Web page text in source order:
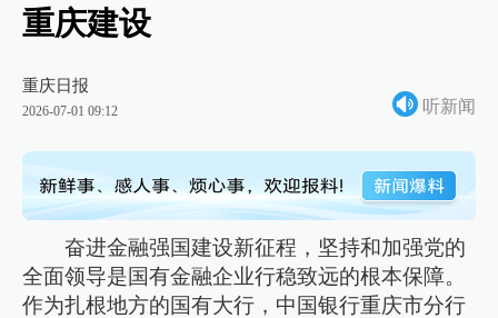
重庆建设
重庆日报
2026-07-01 09:12 听新闻
奋进金融强国建设新征程，坚持和加强党的
全面领导是国有金融企业行稳致远的根本保障。
作为扎根地方的国有大行，中国银行重庆市分行